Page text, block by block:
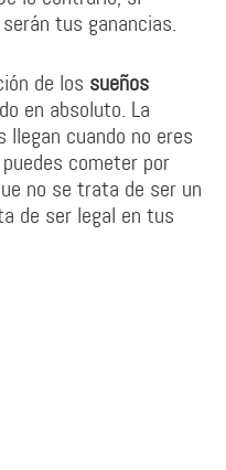
tus ganancias.
de los sueños
en absoluto. La
llegan cuando no eres
cometer por
no se trata de ser un
de ser legal en tus